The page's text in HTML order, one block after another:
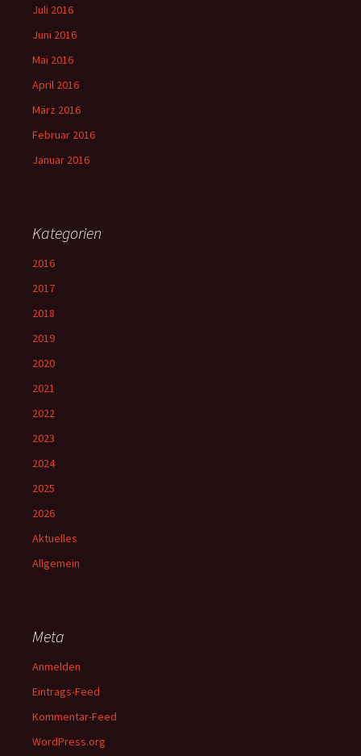
Juli 2016
Juni 2016
Mai 2016
April 2016
März 2016
Februar 2016
Januar 2016
Kategorien
2016
2017
2018
2019
2020
2021
2022
2023
2024
2025
2026
Aktuelles
Allgemein
Meta
Anmelden
Eintrags-Feed
Kommentar-Feed
WordPress.org